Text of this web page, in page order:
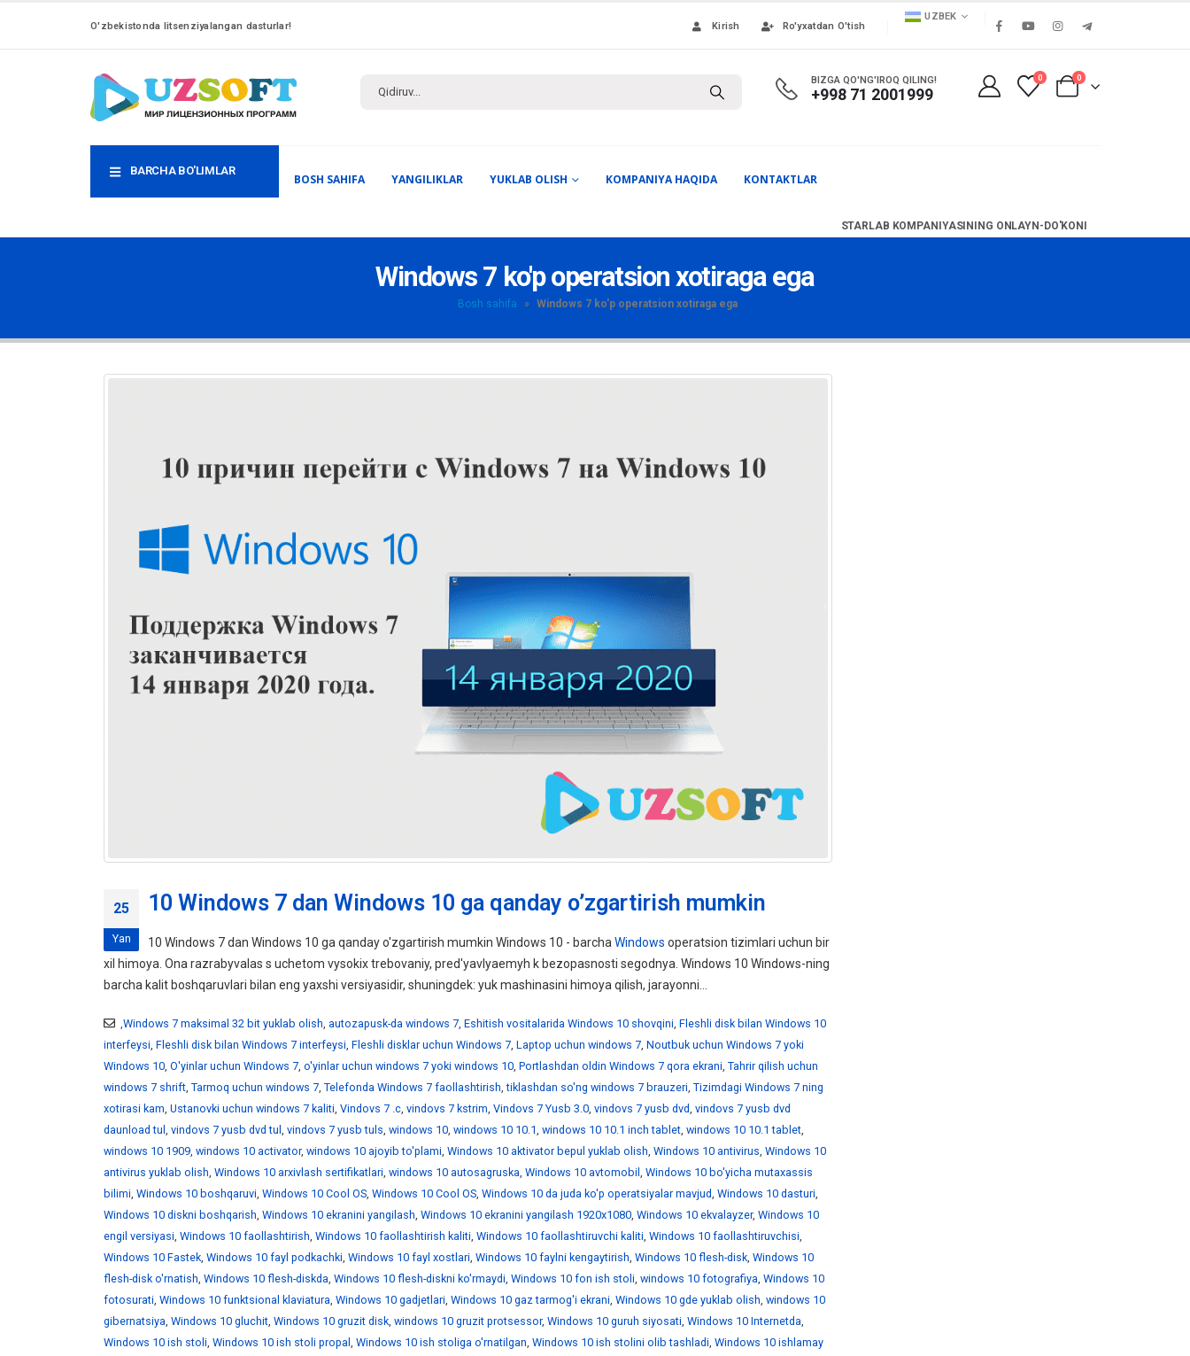
O'zbekistonda litsenziyalangan dasturlar! Kirish Ro'yxatdan O'tish
UZBEK
BIZGA QO'NG'IROQ QILING!
+998 71 2001999
0 0
BARCHA BO'LIMLAR
BOSH SAHIFA YANGILIKLAR YUKLAB OLISH KOMPANIYA HAQIDA KONTAKTLAR
STARLAB KOMPANIYASINING ONLAYN-DO'KONI
Windows 7 ko'p operatsion xotiraga ega
Bosh sahifa » Windows 7 ko'p operatsion xotiraga ega
25
Yan
10 Windows 7 dan Windows 10 ga qanday o’zgartirish mumkin
10 Windows 7 dan Windows 10 ga qanday o'zgartirish mumkin Windows 10 - barcha Windows operatsion tizimlari uchun bir
xil himoya. Ona razrabyvalas s uchetom vysokix trebovaniy, pred'yavlyaemyh k bezopasnosti segodnya. Windows 10 Windows-ning
barcha kalit boshqaruvlari bilan eng yaxshi versiyasidir, shuningdek: yuk mashinasini himoya qilish, jarayonni...
,Windows 7 maksimal 32 bit yuklab olish, autozapusk-da windows 7, Eshitish vositalarida Windows 10 shovqini, Fleshli disk bilan Windows 10
interfeysi, Fleshli disk bilan Windows 7 interfeysi, Fleshli disklar uchun Windows 7, Laptop uchun windows 7, Noutbuk uchun Windows 7 yoki
Windows 10, O'yinlar uchun Windows 7, o'yinlar uchun windows 7 yoki windows 10, Portlashdan oldin Windows 7 qora ekrani, Tahrir qilish uchun
windows 7 shrift, Tarmoq uchun windows 7, Telefonda Windows 7 faollashtirish,tiklashdan so'ng windows 7 brauzeri, Tizimdagi Windows 7 ning
xotirasi kam, Ustanovki uchun windows 7 kaliti, Vindovs 7 .c, vindovs 7 kstrim, Vindovs 7 Yusb 3.0, vindovs 7 yusb dvd, vindovs 7 yusb dvd
daunload tul , vindovs 7 yusb dvd tul , vindovs 7 yusb tuls, windows 10, windows 10 10.1, windows 10 10.1 inch tablet, windows 10 10.1 tablet,
windows 10 1909, windows 10 activator, windows 10 ajoyib to'plami, Windows 10 aktivator bepul yuklab olish, Windows 10 antivirus, Windows 10
antivirus yuklab olish, Windows 10 arxivlash sertifikatlari, windows 10 autosagruska, Windows 10 avtomobil , Windows 10 bo'yicha mutaxassis
bilimi, Windows 10 boshqaruvi, Windows 10 Cool OS, Windows 10 Cool OS, Windows 10 da juda ko'p operatsiyalar mavjud, Windows 10 dasturi,
Windows 10 diskni boshqarish, Windows 10 ekranini yangilash, Windows 10 ekranini yangilash 1920x1080, Windows 10 ekvalayzer, Windows 10
engil versiyasi, Windows 10 faollashtirish, Windows 10 faollashtirish kaliti, Windows 10 faollashtiruvchi kaliti, Windows 10 faollashtiruvchisi,
Windows 10 Fastek, Windows 10 fayl podkachki, Windows 10 fayl xostlari, Windows 10 faylni kengaytirish, Windows 10 flesh-disk, Windows 10
flesh-disk o'rnatish, Windows 10 flesh-diskda, Windows 10 flesh-diskni ko'rmaydi, Windows 10 fon ish stoli, windows 10 fotografiya, Windows 10
fotosurati, Windows 10 funktsional klaviatura, Windows 10 gadjetlari, Windows 10 gaz tarmog'i ekrani, Windows 10 gde yuklab olish, windows 10
gibernatsiya, Windows 10 gluchit, Windows 10 gruzit disk, windows 10 gruzit protsessor, Windows 10 guruh siyosati, Windows 10 Internetda,
Windows 10 ish stoli, Windows 10 ish stoli propal , Windows 10 ish stoliga o'rnatilgan, Windows 10 ish stolini olib tashladi, Windows 10 ishlamay